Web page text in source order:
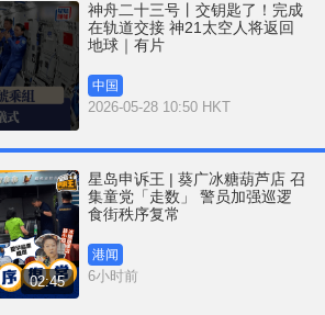
神舟二十三号丨交钥匙了！完成
在轨道交接 神21太空人将返回
地球｜有片
中国
2026-05-28 10:50 HKT
02:45
星岛申诉王 | 葵广冰糖葫芦店 召
集童党「走数」 警员加强巡逻
食街秩序复常
港闻
6小时前